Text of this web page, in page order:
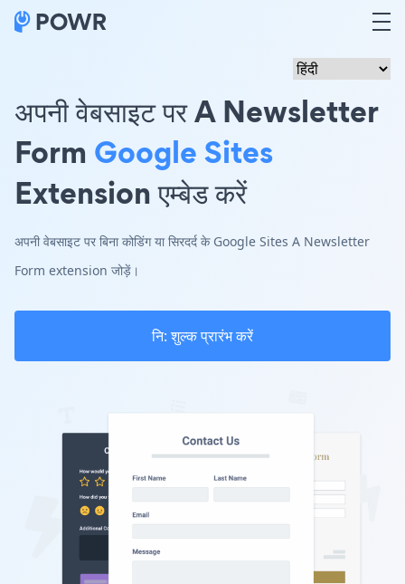
अपनी वेबसाइट पर A Newsletter
Form Google Sites
Extension एम्बेड करें
अपनी वेबसाइट पर बिना कोडिंग या सिरदर्द के Google Sites A Newsletter
Form extension जोड़ें।
नि: शुल्क प्रारंभ करें